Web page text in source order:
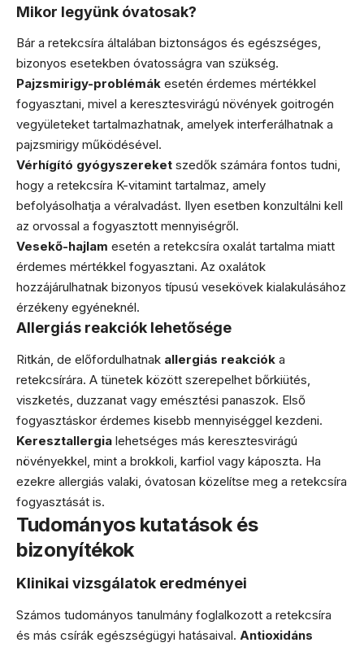
Mikor legyünk óvatosak?
Bár a retekcsíra általában biztonságos és egészséges,
bizonyos esetekben óvatosságra van szükség.
Pajzsmirigy-problémák esetén érdemes mértékkel
fogyasztani, mivel a keresztesvirágú növények goitrogén
vegyületeket tartalmazhatnak, amelyek interferálhatnak a
pajzsmirigy működésével.
Vérhígító gyógyszereket szedők számára fontos tudni,
hogy a retekcsíra K-vitamint tartalmaz, amely
befolyásolhatja a véralvadást. Ilyen esetben konzultálni kell
az orvossal a fogyasztott mennyiségről.
Vesekő-hajlam esetén a retekcsíra oxalát tartalma miatt
érdemes mértékkel fogyasztani. Az oxalátok
hozzájárulhatnak bizonyos típusú vesekövek kialakulásához
érzékeny egyéneknél.
Allergiás reakciók lehetősége
Ritkán, de előfordulhatnak allergiás reakciók a
retekcsírára. A tünetek között szerepelhet bőrkiütés,
viszketés, duzzanat vagy emésztési panaszok. Első
fogyasztáskor érdemes kisebb mennyiséggel kezdeni.
Keresztallergia lehetséges más keresztesvirágú
növényekkel, mint a brokkoli, karfiol vagy káposzta. Ha
ezekre allergiás valaki, óvatosan közelítse meg a retekcsíra
fogyasztását is.
Tudományos kutatások és
bizonyítékok
Klinikai vizsgálatok eredményei
Számos tudományos tanulmány foglalkozott a retekcsíra
és más csírák egészségügyi hatásaival. Antioxidáns